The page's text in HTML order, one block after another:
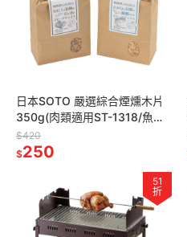
日本SOTO 嚴選綜合煙燻木片
350g(肉類適用ST-1318/魚類
適用ST-1319) 煙燻料理 煙燻木
材
$420
$250
51
折